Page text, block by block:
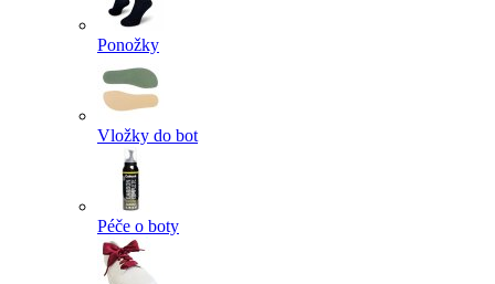
Ponožky
Vložky do bot
Péče o boty